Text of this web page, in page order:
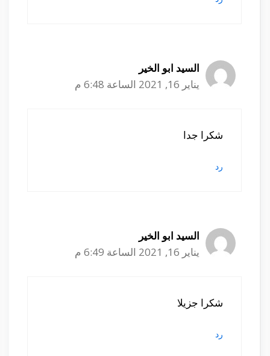
السيد ابو الخير
يناير 16, 2021 الساعة 6:48 م
شكرا جدا
رد
السيد ابو الخير
يناير 16, 2021 الساعة 6:49 م
شكرا جزيلا
رد